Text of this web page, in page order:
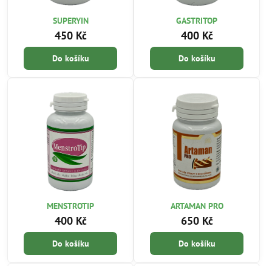
SUPERYIN
450 Kč
Do košíku
GASTRITOP
400 Kč
Do košíku
MENSTROTIP
400 Kč
Do košíku
ARTAMAN PRO
650 Kč
Do košíku